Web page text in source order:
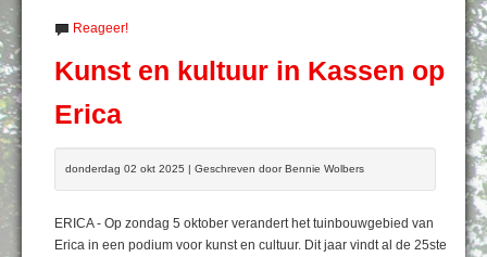
Reageer!
Kunst en kultuur in Kassen op
Erica
donderdag 02 okt 2025 | Geschreven door Bennie Wolbers
ERICA - Op zondag 5 oktober verandert het tuinbouwgebied van
Erica in een podium voor kunst en cultuur. Dit jaar vindt al de 25ste